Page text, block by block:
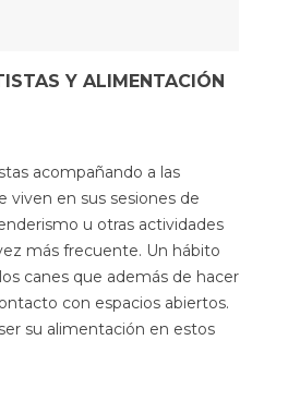
Y ALIMENTACIÓN
acompañando a las
viven en sus sesiones de
u otras actividades
más frecuente. Un hábito
canes que además de hacer
con espacios abiertos.
su alimentación en estos